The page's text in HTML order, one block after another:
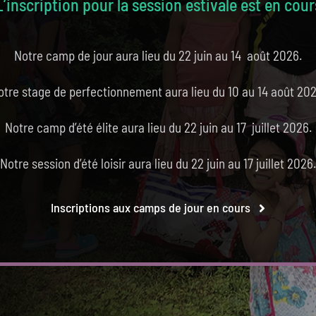
pour la session estivale est en
Notre camp de jour aura lieu du 22 juin au 14 août 2026.
stage de perfectionnement aura lieu du 10 au 14 août
Notre camp d’été élite aura lieu du 22 juin au 17 juillet 2026.
Notre session d’été loisir aura lieu du 22 juin au 17 juillet 2026.
Inscriptions aux camps de jour en cours